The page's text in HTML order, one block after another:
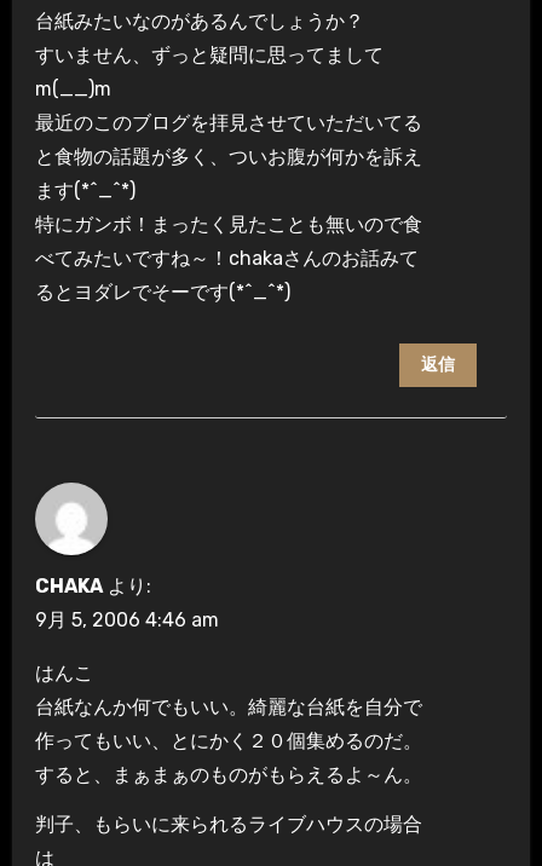
台紙みたいなのがあるんでしょうか？
すいません、ずっと疑問に思ってまして
m(__)m
最近のこのブログを拝見させていただいてる
と食物の話題が多く、ついお腹が何かを訴え
ます(*^_^*)
特にガンボ！まったく見たことも無いので食
べてみたいですね～！chakaさんのお話みて
るとヨダレでそーです(*^_^*)
返信
CHAKA より:
9月 5, 2006 4:46 am
はんこ
台紙なんか何でもいい。綺麗な台紙を自分で
作ってもいい、とにかく２０個集めるのだ。
すると、まぁまぁのものがもらえるよ～ん。
判子、もらいに来られるライブハウスの場合
は